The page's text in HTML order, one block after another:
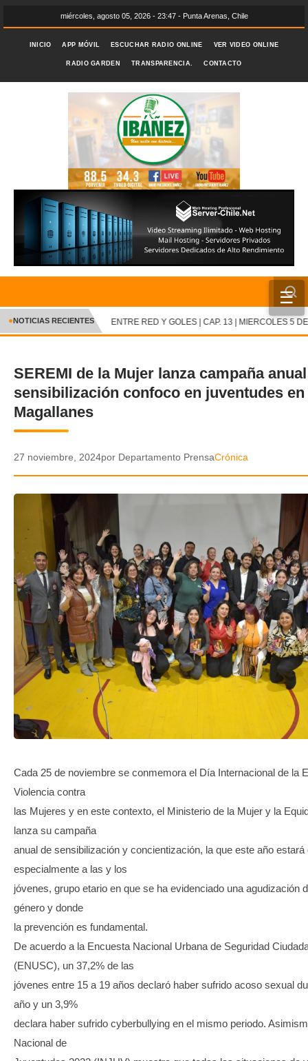
miércoles, agosto 05, 2026 - 23:47 - Punta Arenas, Chile
INICIO APP MÓVIL ESCUCHAR RADIO ONLINE VER VIDEO ONLINE
RADIO GARDEN TRANSPARENCIA. CONTACTO
☰
INICIO
CRÓNICA
DEPORTES
ENTRETENIMIENTO Y CULTURA
AUDIOS
VIDEOS
GALERIA DE FOTOS
APP MÓVIL
TRANSPARENCIA
✕
NOTICIAS RECIENTES ENTRE RED Y GOLES | CAP. 13 | MIERCOLES 5 DE
SEREMI de la Mujer lanza campaña
sensibilización confoco en juventudes en
Magallanes
27 noviembre, 2024por Departamento PrensaCrónica
Cada 25 de noviembre se conmemora el Día Internacional de la
Violencia contra
las Mujeres y en este contexto, el Ministerio de la Mujer y la
lanza su campaña
anual de sensibilización y concientización, la que este año estará
especialmente a las y los
jóvenes, grupo etario en que se ha evidenciado una agudización
género y donde
la prevención es fundamental.
De acuerdo a la Encuesta Nacional Urbana de Seguridad
(ENUSC), un 37,2% de las
jóvenes entre 15 a 19 años declaró haber sufrido acoso sexual
año y un 3,9%
declara haber sufrido cyberbullying en el mismo periodo.
Nacional de